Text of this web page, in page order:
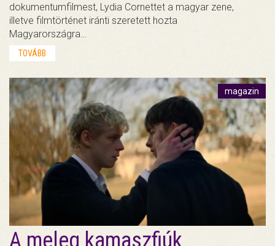
dokumentumfilmest, Lydia Cornettet a magyar zene,
illetve filmtörténet iránti szeretett hozta
Magyarországra…
TOVÁBB
magazin
A meleg kamaszfiúk